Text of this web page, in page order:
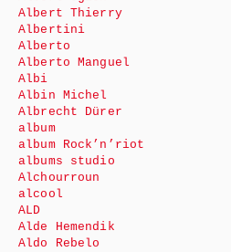
Albert Thierry
Albertini
Alberto
Alberto Manguel
Albi
Albin Michel
Albrecht Dürer
album
album Rock’n’riot
albums studio
Alchourroun
alcool
ALD
Alde Hemendik
Aldo Rebelo